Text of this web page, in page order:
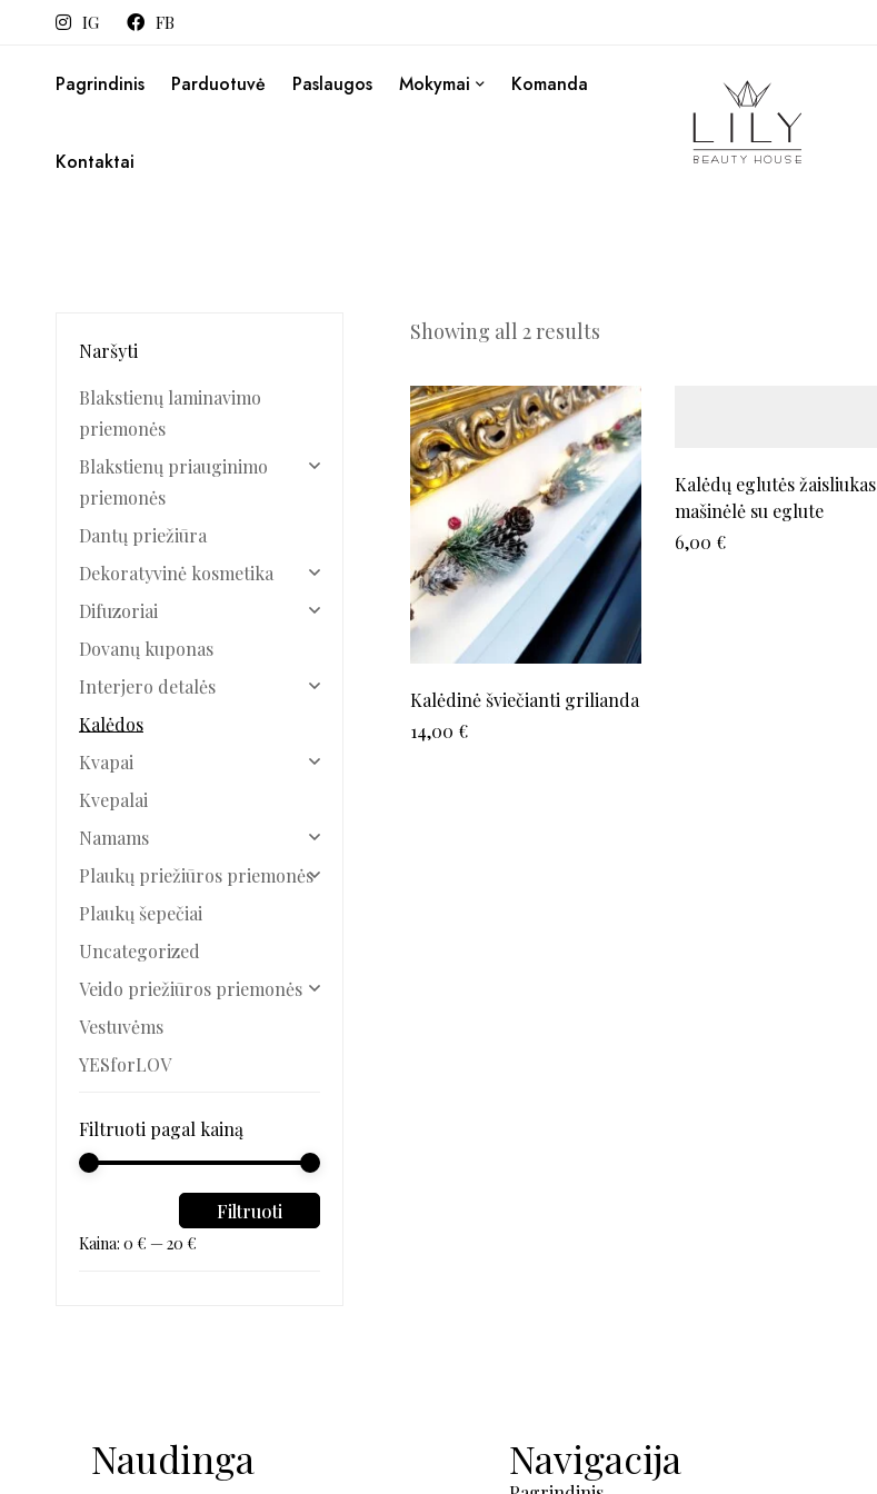
IG FB
Pagrindinis Parduotuvė Paslaugos Mokymai Komanda
Kontaktai
Naršyti
Blakstienų laminavimo
priemonės
Blakstienų priauginimo
priemonės
Dantų priežiūra
Dekoratyvinė kosmetika
Difuzoriai
Dovanų kuponas
Interjero detalės
Kalėdos
Kvapai
Kvepalai
Namams
Plaukų priežiūros priemonės
Plaukų šepečiai
Uncategorized
Veido priežiūros priemonės
Vestuvėms
YESforLOV
Filtruoti pagal kainą
Filtruoti
Kaina: 0 € —20 €
Showing all 2 results
Kalėdinė šviečianti grilianda
14,00 €
Kalėdų eglutės žaisliukas
mašinėlė su eglute
6,00 €
Naudinga Navigacija